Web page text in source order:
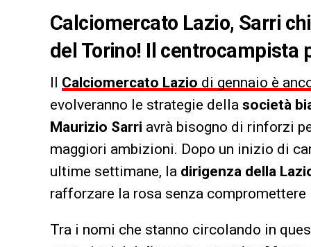
Calciomercato Lazio, Sarri
del Torino! Il centrocampista
Il Calciomercato Lazio di gennaio è
evolveranno le strategie della società
Maurizio Sarri avrà bisogno di rinforzi
maggiori ambizioni. Dopo un inizio di
ultime settimane, la dirigenza della
rafforzare la rosa senza
Tra i nomi che stanno circolando in